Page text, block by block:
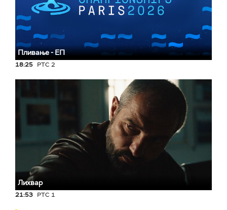
Пливање - ЕП
18:25 РТС 2
Лихвар
21:53 РТС 1